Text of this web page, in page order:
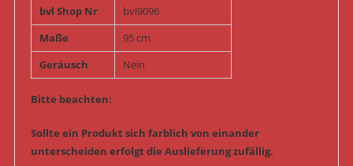
bvl Shop Nr
bvl9096
Maße
95 cm
Geräusch
Nein
Bitte beachten:
Sollte ein Produkt sich farblich von einander
unterscheiden erfolgt die Auslieferung zufällig.